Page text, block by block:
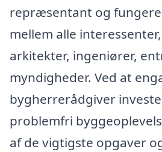
repræsentant og
mellem alle
arkitekter, ingeniører,
myndigheder. Ved at
bygherrerådgiver
problemfri
af de vigtigste opgaver